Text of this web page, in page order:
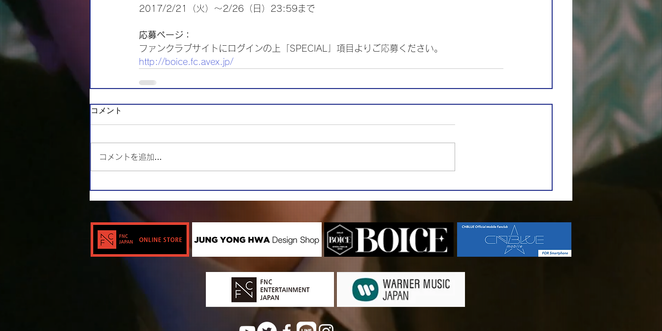
2017/2/21（火）～2/26（日）23:59まで
応募ページ：
ファンクラブサイトにログインの上「SPECIAL」項目よりご応募ください。
http://boice.fc.avex.jp/
コメント
コメントを追加…